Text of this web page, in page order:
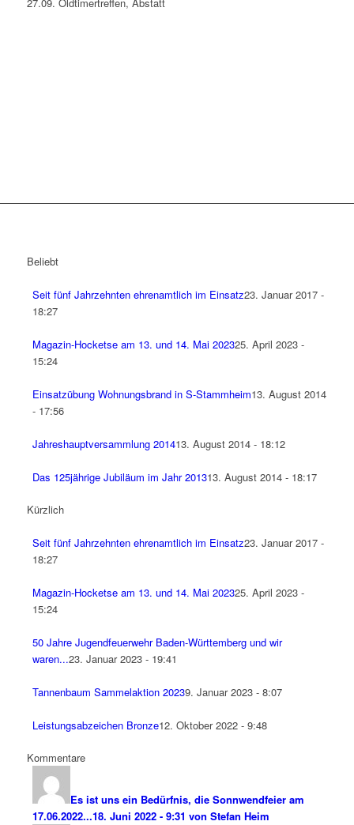
27.09. Oldtimertreffen, Abstatt
Beliebt
Seit fünf Jahrzehnten ehrenamtlich im Einsatz23. Januar 2017 -
18:27
Magazin-Hocketse am 13. und 14. Mai 202325. April 2023 -
15:24
Einsatzübung Wohnungsbrand in S-Stammheim13. August 2014
- 17:56
Jahreshauptversammlung 201413. August 2014 - 18:12
Das 125jährige Jubiläum im Jahr 201313. August 2014 - 18:17
Kürzlich
Seit fünf Jahrzehnten ehrenamtlich im Einsatz23. Januar 2017 -
18:27
Magazin-Hocketse am 13. und 14. Mai 202325. April 2023 -
15:24
50 Jahre Jugendfeuerwehr Baden-Württemberg und wir
waren...23. Januar 2023 - 19:41
Tannenbaum Sammelaktion 20239. Januar 2023 - 8:07
Leistungsabzeichen Bronze12. Oktober 2022 - 9:48
Kommentare
Es ist uns ein Bedürfnis, die Sonnwendfeier am
17.06.2022...18. Juni 2022 - 9:31 von Stefan Heim